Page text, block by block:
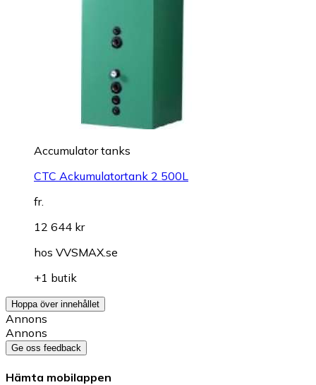
Accumulator tanks
CTC Ackumulatortank 2 500L
fr.
12 644 kr
hos VVSMAX.se
+1 butik
Hoppa över innehållet
Annons
Annons
Ge oss feedback
Hämta mobilappen